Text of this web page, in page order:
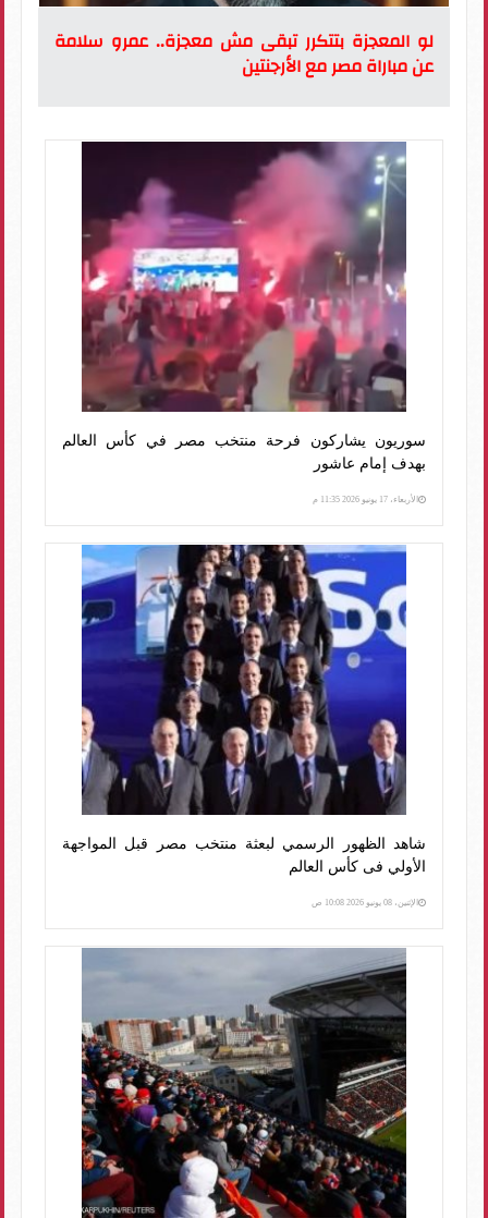
لو المعجزة بتتكرر تبقى مش معجزة.. عمرو سلامة
عن مباراة مصر مع الأرجنتين
سوريون يشاركون فرحة منتخب مصر في كأس العالم
بهدف إمام عاشور
الأربعاء، 17 يونيو 2026 11:35 م
شاهد الظهور الرسمي لبعثة منتخب مصر قبل المواجهة
الأولي فى كأس العالم
الإثنين، 08 يونيو 2026 10:08 ص